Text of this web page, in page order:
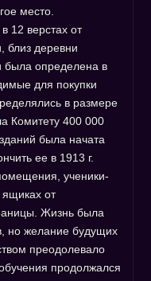
место.
12 верстах от
близ деревни
определена в
для покупки
в размере
Комитету 400 000
была начата
ее в 1913 г.
ученики-
от
Жизнь была
но желание будущих
преодолевало
продолжался